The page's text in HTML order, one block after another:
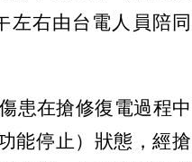
左右由台電人員陪同
患在搶修復電過程中
能停止）狀態，經搶